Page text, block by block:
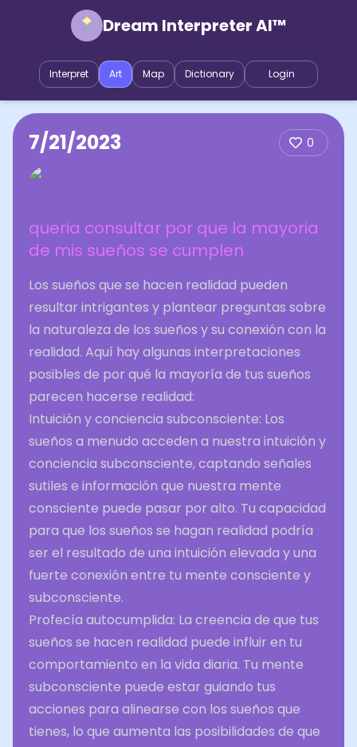
Dream Interpreter AI™
Interpret Art Map Dictionary Login
7/21/2023 0
queria consultar por que la mayoria
de mis sueños se cumplen
Los sueños que se hacen realidad pueden
resultar intrigantes y plantear preguntas sobre
la naturaleza de los sueños y su conexión con la
realidad. Aquí hay algunas interpretaciones
posibles de por qué la mayoría de tus sueños
parecen hacerse realidad:
Intuición y conciencia subconsciente: Los
sueños a menudo acceden a nuestra intuición y
conciencia subconsciente, captando señales
sutiles e información que nuestra mente
consciente puede pasar por alto. Tu capacidad
para que los sueños se hagan realidad podría
ser el resultado de una intuición elevada y una
fuerte conexión entre tu mente consciente y
subconsciente.
Profecía autocumplida: La creencia de que tus
sueños se hacen realidad puede influir en tu
comportamiento en la vida diaria. Tu mente
subconsciente puede estar guiando tus
acciones para alinearse con los sueños que
tienes, lo que aumenta las posibilidades de que